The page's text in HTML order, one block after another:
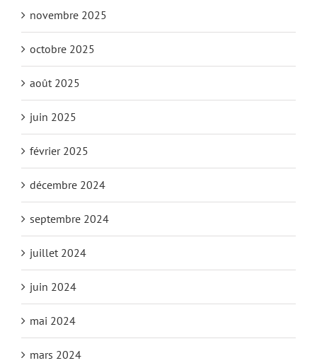
novembre 2025
octobre 2025
août 2025
juin 2025
février 2025
décembre 2024
septembre 2024
juillet 2024
juin 2024
mai 2024
mars 2024